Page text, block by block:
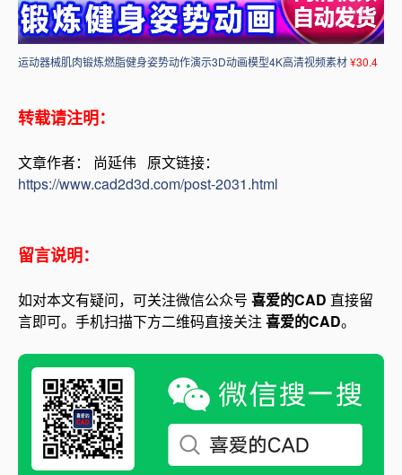
运动器械肌肉锻炼燃脂健身姿势动作演示3D动画模型4K高清视频素材¥30.4
转载请注明：
文章作者： 尚延伟 原文链接：
https://www.cad2d3d.com/post-2031.html
留言说明：
如对本文有疑问，可关注微信公众号 喜爱的CAD 直接留
言即可。手机扫描下方二维码直接关注 喜爱的CAD。